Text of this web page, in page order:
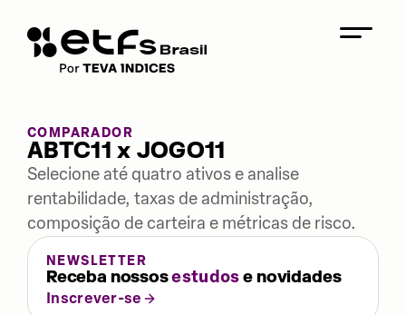
COMPARADOR
ABTC11 x JOGO11
Selecione até quatro ativos e analise
rentabilidade, taxas de administração,
composição de carteira e métricas de risco.
NEWSLETTER
Receba nossosestudose novidades
Inscrever-se